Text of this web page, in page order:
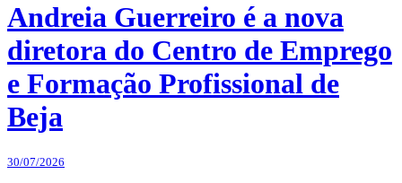
Andreia Guerreiro é a nova
diretora do Centro de Emprego
e Formação Profissional de
Beja
30/07/2026